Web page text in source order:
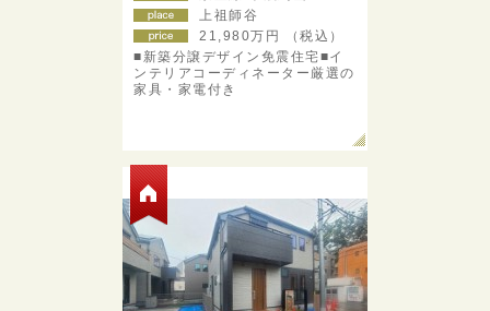
上祖師谷
21,980万円 （税込）
■新築分譲デザイン免震住宅■イ
ンテリアコーディネーター厳選の
家具・家電付き